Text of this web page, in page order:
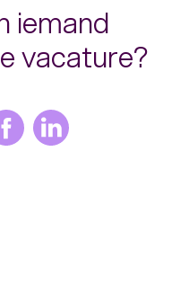
iemand
vacature?